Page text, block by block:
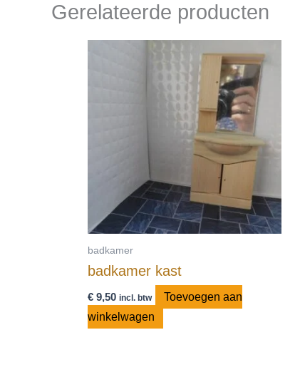
Gerelateerde producten
badkamer
badkamer kast
€ 9,50 incl. btw
Toevoegen aan
winkelwagen